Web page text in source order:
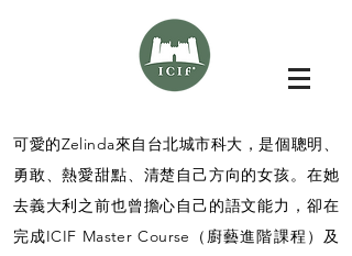
可愛的Zelinda來自台北城市科大，是個聰明、
勇敢、熱愛甜點、清楚自己方向的女孩。在她
去義大利之前也曾擔心自己的語文能力，卻在
完成ICIF Master Course（廚藝進階課程）及